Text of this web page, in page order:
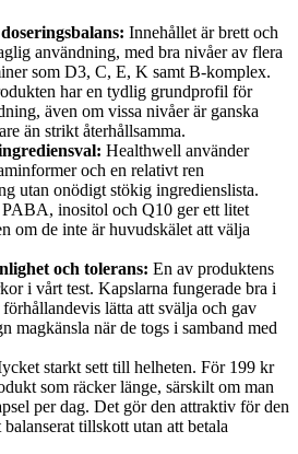
Innehållet är brett och
användning, med bra nivåer av flera
som D3, C, E, K samt B-komplex.
har en tydlig grundprofil för
även om vissa nivåer är ganska
än strikt återhållsamma.
Healthwell använder
och en relativt ren
utan onödigt stökig ingredienslista.
inositol och Q10 ger ett litet
om de inte är huvudskälet att välja
och tolerans: En av produktens
i vårt test. Kapslarna fungerade bra i
lätta att svälja och gav
magkänsla när de togs i samband med
starkt sett till helheten. För 199 kr
som räcker länge, särskilt om man
per dag. Det gör den attraktiv för den
tillskott utan att betala